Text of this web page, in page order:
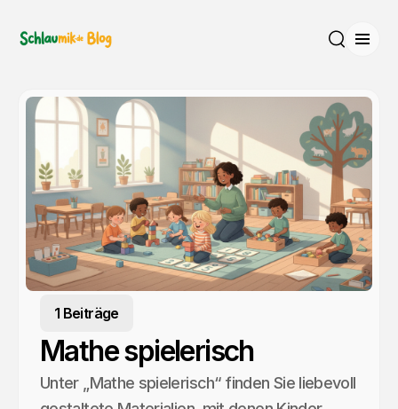
1 Beiträge
Mathe spielerisch
Unter „Mathe spielerisch“ finden Sie liebevoll